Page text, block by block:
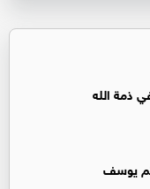
ذمة الله
يوسف